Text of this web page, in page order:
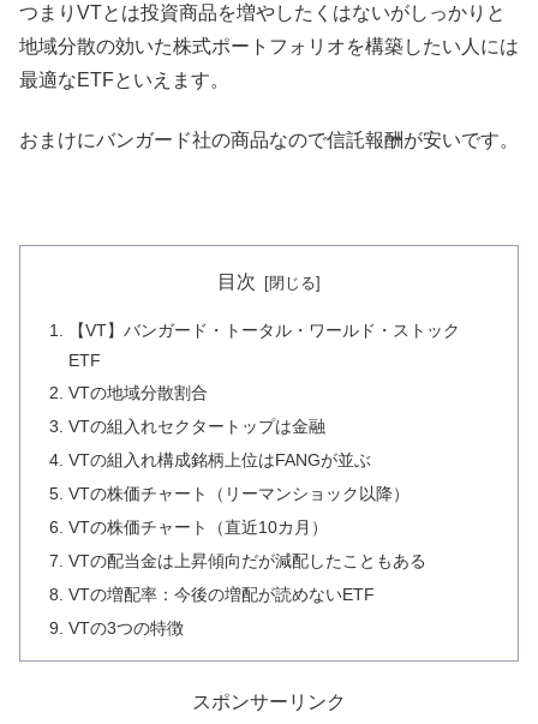
つまりVTとは投資商品を増やしたくはないがしっかりと
地域分散の効いた株式ポートフォリオを構築したい人には
最適なETFといえます。
おまけにバンガード社の商品なので信託報酬が安いです。
目次
【VT】バンガード・トータル・ワールド・ストック
ETF
VTの地域分散割合
VTの組入れセクタートップは金融
VTの組入れ構成銘柄上位はFANGが並ぶ
VTの株価チャート（リーマンショック以降）
VTの株価チャート（直近10カ月）
VTの配当金は上昇傾向だが減配したこともある
VTの増配率：今後の増配が読めないETF
VTの3つの特徴
スポンサーリンク